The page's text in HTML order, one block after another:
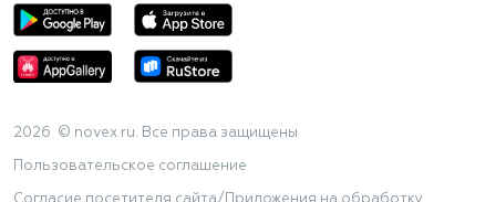
2026 © novex.ru. Все права защищены
Пользовательское соглашение